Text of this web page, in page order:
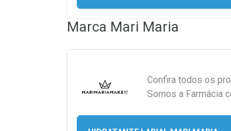
Marca Mari Maria
Confira todos os
Somos a Farmácia